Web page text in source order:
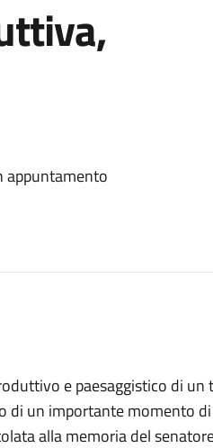
appuntamento
e paesaggistico di
di un importante momento
alla memoria del